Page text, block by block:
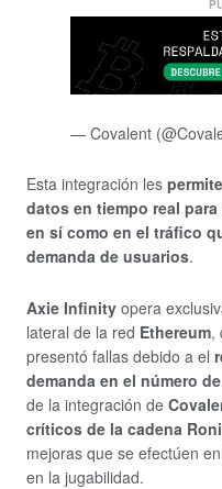
— Covalent
Esta integración les
datos en tiempo real
en sí como en el tráfico
demanda de usuarios.
Axie Infinity opera
lateral de la red Ethereum,
presentó fallas debido a el
demanda en el número
de la integración de
críticos de la cadena
mejoras que se efectúen
en la jugabilidad.